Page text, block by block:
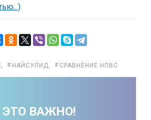
, НАЙСУЛИД, СРАВНЕНИЕ НПВС
ЭТО ВАЖНО!